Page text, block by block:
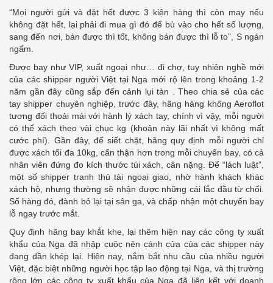
“Mọi người gửi và đặt hết được 3 kiện hàng thì còn may nếu
không đặt hết, lại phải đi mua gì đó để bù vào cho hết số lượng,
sang đến nơi, bán được thì tốt, không bán được thì lỗ to”, S ngán
ngẩm.
Được bay như VIP, xuất ngoại như… đi chợ, tuy nhiên nghề mới
của các shipper người Việt tại Nga mới rộ lên trong khoảng 1-2
năm gần đây cũng sắp đến cảnh lụi tàn . Theo chia sẻ của các
tay shipper chuyên nghiệp, trước đây, hãng hàng không Aeroflot
tương đối thoải mái với hành lý xách tay, chính vì vậy, mỗi người
có thể xách theo vài chục kg (khoản này lãi nhất vì không mất
cước phí). Gần đây, để siết chặt, hãng quy định mỗi người chỉ
được xách tối đa 10kg, cẩn thận hơn trong mỗi chuyến bay, có cả
nhân viên đứng đo kích thước túi xách, cân nặng. Để “lách luật”,
một số shipper tranh thủ tài ngoại giao, nhờ hành khách khác
xách hộ, nhưng thường sẽ nhận được những cái lắc đầu từ chối.
Số hàng đó, đành bỏ lại tại sân ga, và chấp nhận một chuyến bay
lỗ ngay trước mắt.
Quy định hãng bay khắt khe, lại thêm hiện nay các công ty xuất
khẩu của Nga đã nhập cuộc nên cánh cửa của các shipper này
đang dần khép lại. Hiện nay, nắm bắt nhu cầu của nhiều người
Việt, đặc biệt những người học tập lao động tại Nga, và thị trường
rộng lớn các công ty xuất khẩu của Nga đã liên kết với doanh